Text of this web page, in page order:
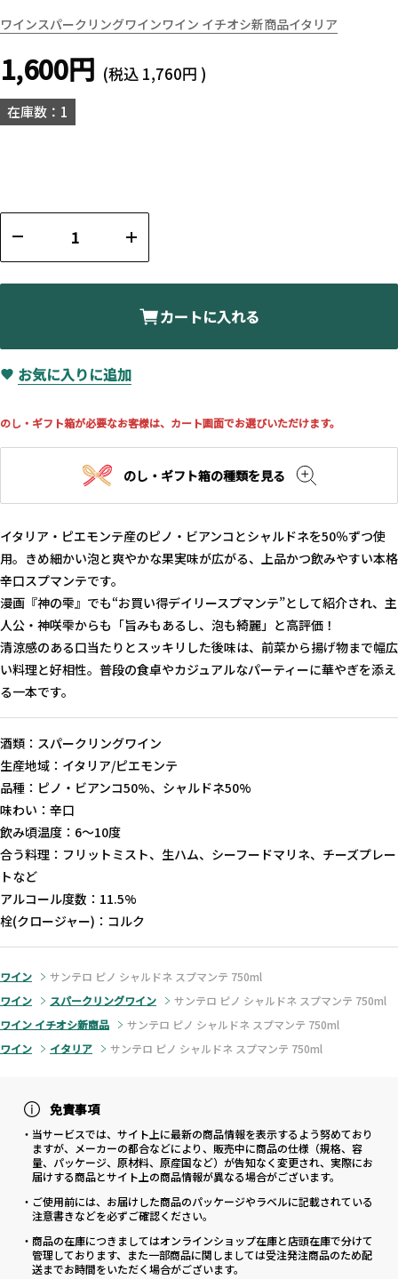
ワインスパークリングワインワイン イチオシ新商品イタリア
1,600円 (税込 1,760円 )
在庫数：1
カートに入れる
お気に入りに追加
のし・ギフト箱が必要なお客様は、カート画面でお選びいただけます。
のし・ギフト箱の種類を見る
イタリア・ピエモンテ産のピノ・ビアンコとシャルドネを50％ずつ使
用。きめ細かい泡と爽やかな果実味が広がる、上品かつ飲みやすい本格
辛口スプマンテです。
漫画『神の雫』でも“お買い得デイリースプマンテ”として紹介され、主
人公・神咲雫からも「旨みもあるし、泡も綺麗」と高評価！
清涼感のある口当たりとスッキリした後味は、前菜から揚げ物まで幅広
い料理と好相性。普段の食卓やカジュアルなパーティーに華やぎを添え
る一本です。
酒類：スパークリングワイン
生産地域：イタリア/ピエモンテ
品種：ピノ・ビアンコ50%、シャルドネ50%
味わい：辛口
飲み頃温度：6〜10度
合う料理：フリットミスト、生ハム、シーフードマリネ、チーズプレー
トなど
アルコール度数：11.5%
栓(クロージャー)：コルク
ワイン
サンテロ ピノ シャルドネ スプマンテ 750ml
ワイン
スパークリングワイン
サンテロ ピノ シャルドネ スプマンテ 750ml
ワイン イチオシ新商品
サンテロ ピノ シャルドネ スプマンテ 750ml
ワイン
イタリア サンテロ ピノ シャルドネ スプマンテ 750ml
免責事項
・当サービスでは、サイト上に最新の商品情報を表示するよう努めており
ますが、メーカーの都合などにより、販売中に商品の仕様（規格、容
量、パッケージ、原材料、原産国など）が告知なく変更され、実際にお
届けする商品とサイト上の商品情報が異なる場合がございます。
・ご使用前には、お届けした商品のパッケージやラベルに記載されている
注意書きなどを必ずご確認ください。
・商品の在庫につきましてはオンラインショップ在庫と店頭在庫で分けて
管理しております、また一部商品に関しましては受注発注商品のため配
送までお時間をいただく場合がございます。